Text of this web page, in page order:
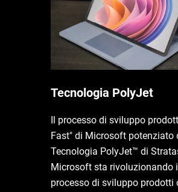
Tecnologia PolyJet
Il processo di sviluppo
Fast" di Microsoft potenziato
Tecnologia PolyJet™ di
Microsoft sta rivoluzionando
processo di sviluppo prodotti